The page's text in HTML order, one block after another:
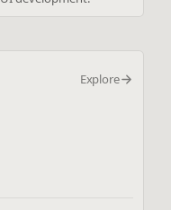
Explore